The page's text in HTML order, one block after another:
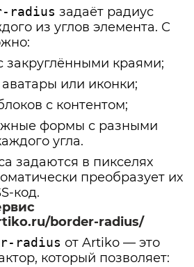
radius задаёт радиус
из углов элемента. С
закруглёнными краями;
аватары или иконки;
с контентом;
формы с разными
угла.
задаются в пикселях
преобразует их
код.
border-radius/
radius от Artiko — это
который позволяет: